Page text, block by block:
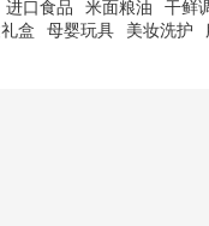
进口食品 米面粮油
干鲜
盒 母婴玩具 美妆洗护